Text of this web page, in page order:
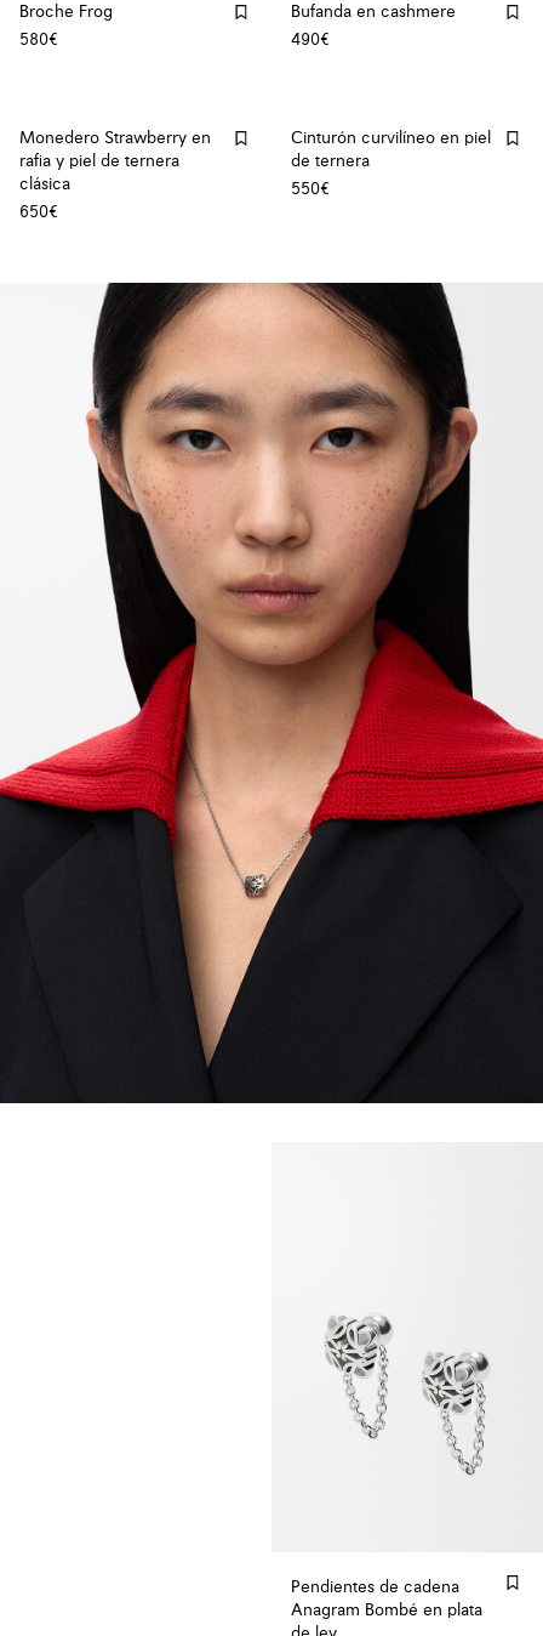
Broche Frog
580€
Bufanda en cashmere
490€
Monedero Strawberry en
rafia y piel de ternera
clásica
650€
Cinturón curvilíneo en piel
de ternera
550€
Pendientes de cadena
Anagram Bombé en plata